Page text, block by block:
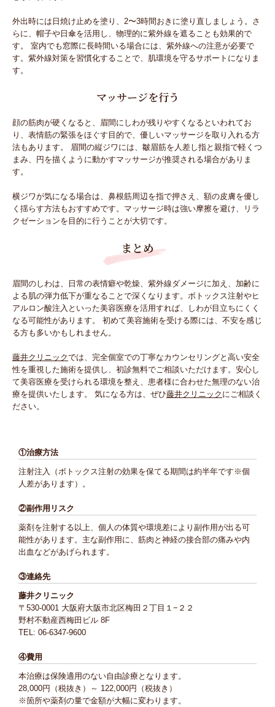
外出時には日焼け止めを塗り、2〜3時間おきに塗り直しましょう。さ
らに、帽子や日傘を活用し、物理的に紫外線を遮ることも効果的で
す。 室内でも窓際に長時間いる場合には、紫外線への注意が必要で
す。紫外線対策を習慣化することで、肌環境を守るサポートになりま
す。
マッサージを行う
顔の筋肉が硬くなると、眉間にしわが残りやすくなるといわれてお
り、表情筋の緊張をほぐす目的で、優しいマッサージを取り入れる方
法もあります。 眉間の縦ジワには、皺眉筋を人差し指と親指で軽くつ
まみ、円を描くように動かすマッサージが推奨される場合がありま
す。
横ジワが気になる場合は、鼻根筋周辺を指で押さえ、額の皮膚を優し
く揺らす方法もおすすめです。マッサージ時は強い摩擦を避け、リラ
クゼーションを目的に行うことが大切です。
まとめ
眉間のしわは、日常の表情癖や乾燥、紫外線ダメージに加え、加齢に
よる肌の弾力低下が重なることで深くなります。ボトックス注射やヒ
アルロン酸注入といった美容医療を活用すれば、しわが目立ちにくく
なる可能性があります。 初めて美容施術を受ける際には、不安を感じ
る方も多いかもしれません。
藤井クリニックでは、完全個室での丁寧なカウンセリングと高い安全
性を重視した施術を提供し、初診無料でご相談いただけます。安心し
て美容医療を受けられる環境を整え、患者様に合わせた無理のない治
療を提供いたします。 気になる方は、ぜひ藤井クリニック にご相談く
ださい。
①治療方法
注射注入（ボトックス注射の効果を保てる期間は約半年です※個
人差があります）。
②副作用リスク
薬剤を注射する以上、個人の体質や環境差により副作用が出る可
能性があります。主な副作用に、筋肉と神経の接合部の痛みや内
出血などがあげられます。
③連絡先
藤井クリニック
〒530-0001 大阪府大阪市北区梅田２丁目１−２２
野村不動産西梅田ビル 8F
TEL: 06-6347-9600
④費用
本治療は保険適用のない自由診療となります。
28,000円（税抜き）～ 122,000円（税抜き）
※箇所や薬剤の量で金額が大幅に変わります。